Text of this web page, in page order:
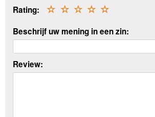
Rating: ☆
☆
☆
☆
☆
Beschrijf uw mening in een zin:
Review: